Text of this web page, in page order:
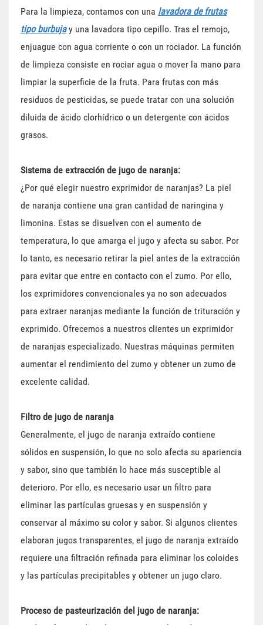
Para la limpieza, contamos con una lavadora de frutas
tipo burbujay una lavadora tipo cepillo. Tras el remojo,
enjuague con agua corriente o con un rociador. La función
de limpieza consiste en rociar agua o mover la mano para
limpiar la superficie de la fruta. Para frutas con más
residuos de pesticidas, se puede tratar con una solución
diluida de ácido clorhídrico o un detergente con ácidos
grasos.
Sistema de extracción de jugo de naranja:
¿Por qué elegir nuestro exprimidor de naranjas? La piel
de naranja contiene una gran cantidad de naringina y
limonina. Estas se disuelven con el aumento de
temperatura, lo que amarga el jugo y afecta su sabor. Por
lo tanto, es necesario retirar la piel antes de la extracción
para evitar que entre en contacto con el zumo. Por ello,
los exprimidores convencionales ya no son adecuados
para extraer naranjas mediante la función de trituración y
exprimido. Ofrecemos a nuestros clientes un exprimidor
de naranjas especializado. Nuestras máquinas permiten
aumentar el rendimiento del zumo y obtener un zumo de
excelente calidad.
Filtro de jugo de naranja
Generalmente, el jugo de naranja extraído contiene
sólidos en suspensión, lo que no solo afecta su apariencia
y sabor, sino que también lo hace más susceptible al
deterioro. Por ello, es necesario usar un filtro para
eliminar las partículas gruesas y en suspensión y
conservar al máximo su color y sabor. Si algunos clientes
elaboran jugos transparentes, el jugo de naranja extraído
requiere una filtración refinada para eliminar los coloides
y las partículas precipitables y obtener un jugo claro.
Proceso de pasteurización del jugo de naranja: